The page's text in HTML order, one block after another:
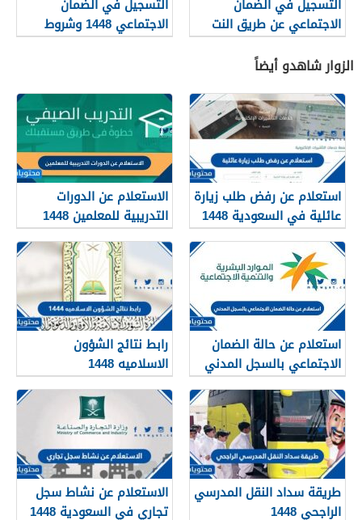
التسجيل في الضمان
الاجتماعي عن طريق النت
1448
التسجيل في الضمان
الاجتماعي 1448 وشروط
التقديم والفئات المستحقة
الزوار شاهدو أيضاً
استعلام عن رفض طلب زيارة
عائلية في السعودية 1448
الرابط والطريقة
الاستعلام عن الدورات
التدريبية للمعلمين 1448
استعلام عن حالة الضمان
الاجتماعي بالسجل المدني
1448
رابط نتائج الشؤون
الاسلاميه 1448
طريقة سداد النقل المدرسي
الراجحي 1448
الاستعلام عن نشاط سجل
تجاري في السعودية 1448